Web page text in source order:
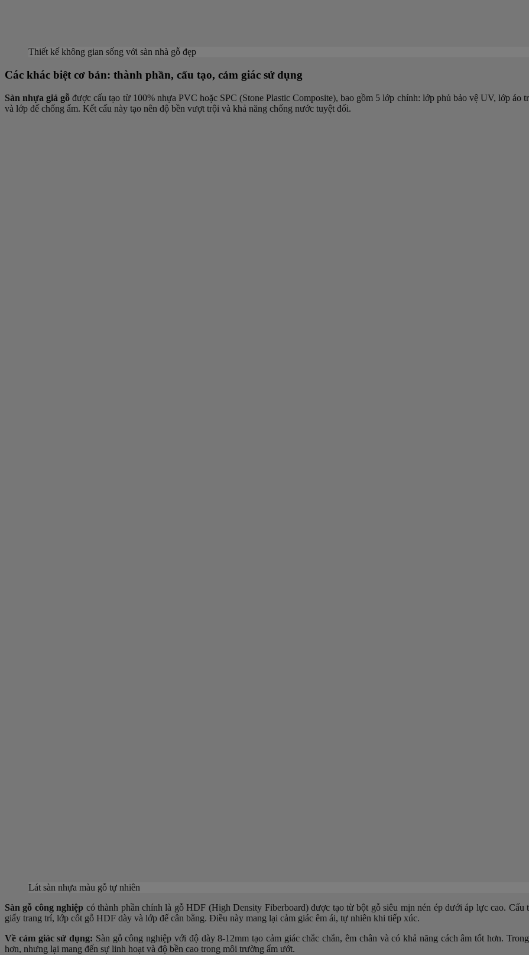
Thiết kế không gian sống với sàn nhà gỗ đẹp
Các khác biệt cơ bản: thành phần, cấu tạo, cảm giác sử dụng
Sàn nhựa giả gỗ được cấu tạo từ 100% nhựa PVC hoặc SPC (Stone Plastic Composite), bao gồm 5 lớp chính: lớp phủ bảo vệ UV, lớp
và lớp đế chống ẩm. Kết cấu này tạo nên độ bền vượt trội và khả năng chống nước tuyệt đối.
Lát sàn nhựa màu gỗ tự nhiên
Sàn gỗ công nghiệp có thành phần chính là gỗ HDF (High Density Fiberboard) được tạo từ bột gỗ siêu mịn nén ép dưới áp lực cao.
giấy trang trí, lớp cốt gỗ HDF dày và lớp đế cân bằng. Điều này mang lại cảm giác êm ái, tự nhiên khi tiếp xúc.
Về cảm giác sử dụng: Sàn gỗ công nghiệp với độ dày 8-12mm tạo cảm giác chắc chắn, êm chân và có khả năng cách âm tốt hơn.
hơn, nhưng lại mang đến sự linh hoạt và độ bền cao trong môi trường ẩm ướt.